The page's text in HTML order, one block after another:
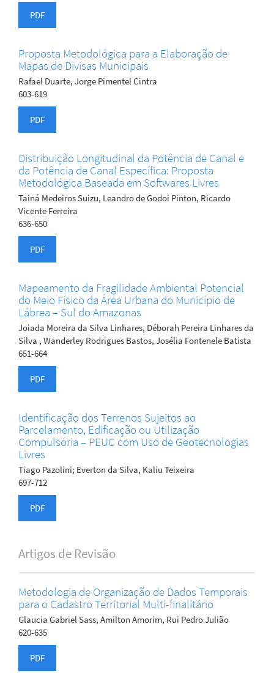
PDF
Proposta Metodológica para a Elaboração de
Mapas de Divisas Municipais
Rafael Duarte, Jorge Pimentel Cintra
603-619
PDF
Distribuição Longitudinal da Potência de Canal e
da Potência de Canal Específica: Proposta
Metodológica Baseada em Softwares Livres
Tainá Medeiros Suizu, Leandro de Godoi Pinton, Ricardo
Vicente Ferreira
636-650
PDF
Mapeamento da Fragilidade Ambiental Potencial
do Meio Físico da Área Urbana do Município de
Lábrea – Sul do Amazonas
Joiada Moreira da Silva Linhares, Déborah Pereira Linhares da
Silva , Wanderley Rodrigues Bastos, Josélia Fontenele Batista
651-664
PDF
Identificação dos Terrenos Sujeitos ao
Parcelamento, Edificação ou Utilização
Compulsória – PEUC com Uso de Geotecnologias
Livres
Tiago Pazolini; Everton da Silva, Kaliu Teixeira
697-712
PDF
Artigos de Revisão
Metodologia de Organização de Dados Temporais
para o Cadastro Territorial Multi-finalitário
Glaucia Gabriel Sass, Amilton Amorim, Rui Pedro Julião
620-635
PDF